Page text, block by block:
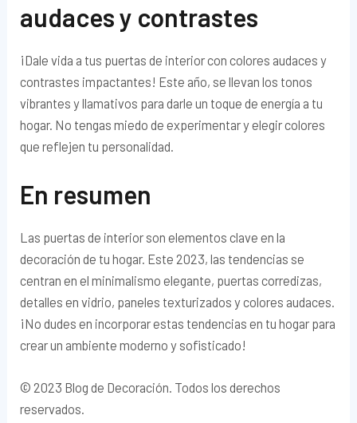
audaces y contrastes
¡Dale vida a tus puertas de interior con colores audaces y
contrastes impactantes! Este año, se llevan los tonos
vibrantes y llamativos para darle un toque de energía a tu
hogar. No tengas miedo de experimentar y elegir colores
que reflejen tu personalidad.
En resumen
Las puertas de interior son elementos clave en la
decoración de tu hogar. Este 2023, las tendencias se
centran en el minimalismo elegante, puertas corredizas,
detalles en vidrio, paneles texturizados y colores audaces.
¡No dudes en incorporar estas tendencias en tu hogar para
crear un ambiente moderno y sofisticado!
© 2023 Blog de Decoración. Todos los derechos
reservados.